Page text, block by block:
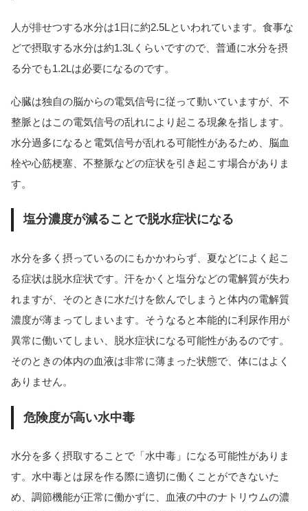
人が排せつする水分は1日に約2.5Lといわれています。食事な
どで摂取する水分は約1.3Lくらいですので、普通に水分を摂
る分でも1.2Lは必要になるのです。
心臓は独自の脳からの電気信号に従って動いていますが、不
整脈とはこの電気信号の乱れにより起こる現象を指します。
水分過多になると電気信号が乱れる可能性があるため、脳血
栓や心筋梗塞、不整脈などの症状を引き起こす場合がありま
す。
塩分濃度が減ることで脱水症状になる
水分を多く摂っているのにもかかわらず、夏などによく起こ
る症状は脱水症状です。汗をかくと塩分などの電解質が失わ
れますが、そのときに水だけを飲んでしまうと体内の電解質
濃度が薄まってしまいます。そうなると本能的に利尿作用が
異常に働いてしまい、脱水症状になる可能性があるのです。
そのときの体内の血液は非常に薄まった状態で、体にはよく
ありません。
危険度が高い水中毒
水分を多く摂取することで「水中毒」になる可能性がありま
す。水中毒とは尿を作る際に適切に働くことができないた
め、調節機能が正常に働かずに、血液の中のナトリウムの濃